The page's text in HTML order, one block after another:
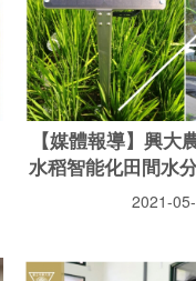
【媒體報導】興大
水稻智能化田間水
水資
2021-